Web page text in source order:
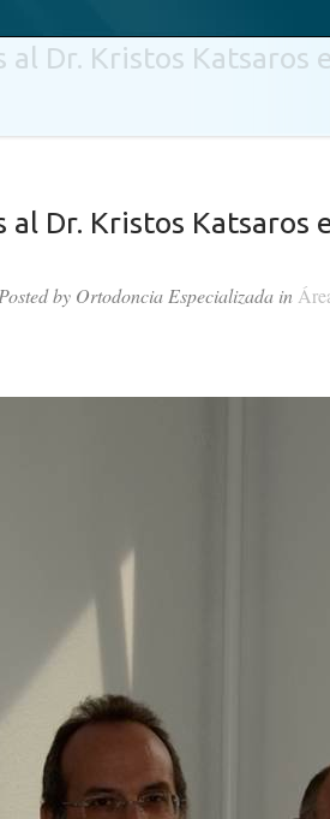
al Dr. Kristos Katsaros
al Dr. Kristos Katsaros
Posted by Ortodoncia Especializada in